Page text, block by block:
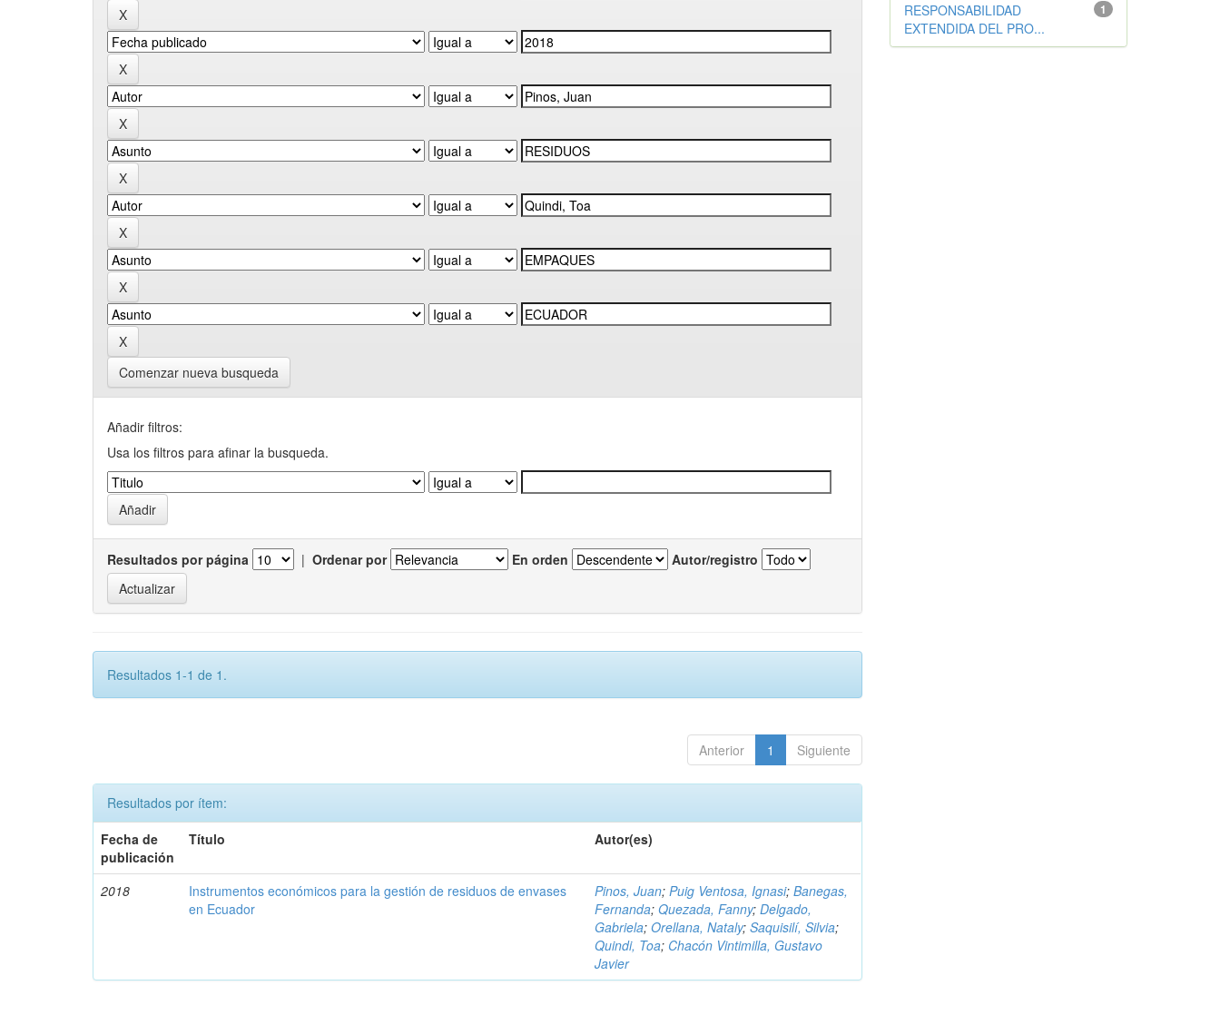
Comenzar nueva busqueda
Añadir filtros:
Usa los filtros para afinar la busqueda.
Resultados por página | Ordenar por En orden Autor/registro
Resultados 1-1 de 1.
Anterior 1 Siguiente
Resultados por ítem:
Fecha de
publicación
Título Autor(es)
2018
Instrumentos económicos para la gestión de residuos de envases
en Ecuador
Pinos, Juan;Puig Ventosa, Ignasi;Banegas,
Fernanda;Quezada, Fanny;Delgado,
Gabriela;Orellana, Nataly;Saquisilí, Silvia;
Quindi, Toa; Chacón Vintimilla, Gustavo
Javier
1
RESPONSABILIDAD
EXTENDIDA DEL PRO...